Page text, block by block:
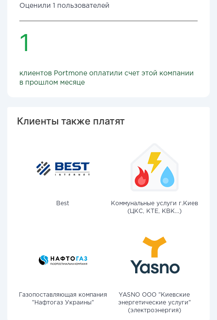
Оценили 1 пользователей
1
клиентов Portmone оплатили счет этой компании
в прошлом месяце
Клиенты также платят
Best
Коммунальные услуги г.Киев
(ЦКС, КТЕ, КВК...)
Газопоставляющая компания
"Нафтогаз Украины"
YASNO OOO "Киевские
энергетические услуги"
(электроэнергия)